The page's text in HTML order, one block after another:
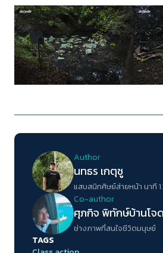
Author
นทธร เกตุชู
แสบสนิทศิษย์ส่ายหน้า นาที
Co-author
ศุภกิจ พิทักษ์บ้านโจด
ช่างภาพที่สนใจชีวิตมนุษย์
TAGS